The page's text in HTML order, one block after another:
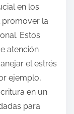
en los
promover la
Estos
atención
el estrés
ejemplo,
en un
para